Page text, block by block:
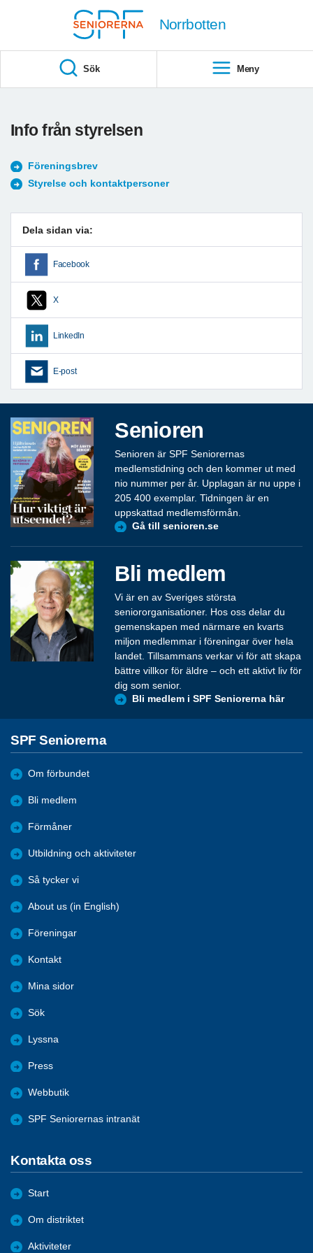
Norrbotten
Sök Meny
Info från styrelsen
Föreningsbrev
Styrelse och kontaktpersoner
Dela sidan via:
Facebook
X
LinkedIn
E-post
Senioren
Senioren är SPF Seniorernas
medlemstidning och den kommer ut med
nio nummer per år. Upplagan är nu uppe i
205 400 exemplar. Tidningen är en
uppskattad medlemsförmån.
Gå till senioren.se
Bli medlem
Vi är en av Sveriges största
seniororganisationer. Hos oss delar du
gemenskapen med närmare en kvarts
miljon medlemmar i föreningar över hela
landet. Tillsammans verkar vi för att skapa
bättre villkor för äldre – och ett aktivt liv för
dig som senior.
Bli medlem i SPF Seniorerna här
SPF Seniorerna
Om förbundet
Bli medlem
Förmåner
Utbildning och aktiviteter
Så tycker vi
About us (in English)
Föreningar
Kontakt
Mina sidor
Sök
Lyssna
Press
Webbutik
SPF Seniorernas intranät
Kontakta oss
Start
Om distriktet
Aktiviteter